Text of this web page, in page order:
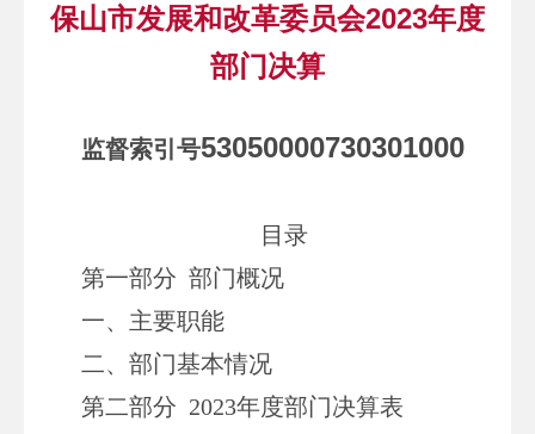
保山市发展和改革委员会2023年度
部门决算
监督索引号53050000730301000
目录
第一部分 部门概况
一、主要职能
二、部门基本情况
第二部分 2023年度部门决算表